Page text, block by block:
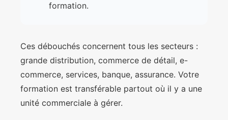
formation.
Ces débouchés concernent tous les secteurs :
grande distribution, commerce de détail, e-
commerce, services, banque, assurance. Votre
formation est transférable partout où il y a une
unité commerciale à gérer.